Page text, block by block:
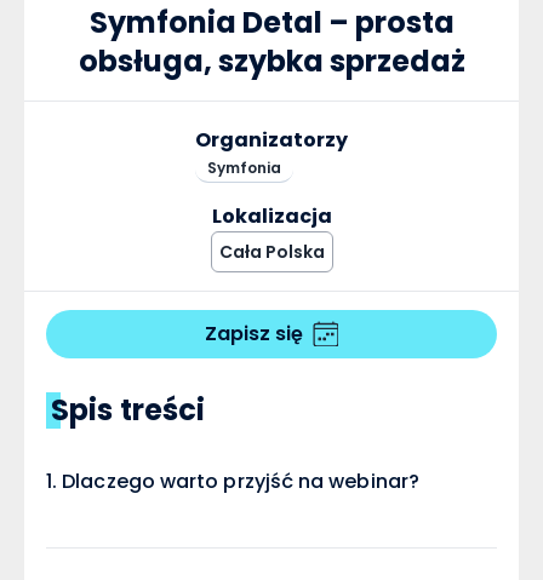
Symfonia Detal – prosta
obsługa, szybka sprzedaż
Organizatorzy
Symfonia
Lokalizacja
Cała Polska
Zapisz się
Spis treści
Dlaczego warto przyjść na webinar?